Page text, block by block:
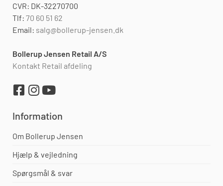
CVR: DK-32270700
Tlf: 70 60 51 62
Email: salg@bollerup-jensen.dk
Bollerup Jensen Retail A/S
Kontakt Retail afdeling
Information
Om Bollerup Jensen
Hjælp & vejledning
Spørgsmål & svar